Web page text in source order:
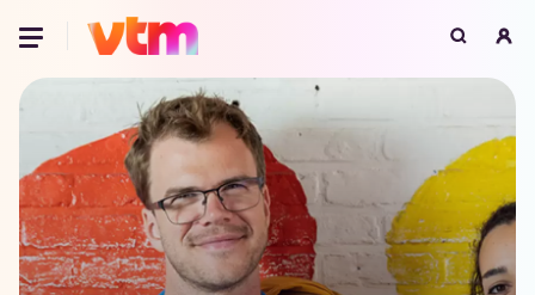
Voor je onze programma's gaat ontdekken,
best je browser updaten of hieronder één
van de ondersteunde browsers
downloaden.
Google Chrome Download